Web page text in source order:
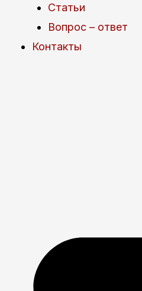
Статьи
Вопрос – ответ
Контакты